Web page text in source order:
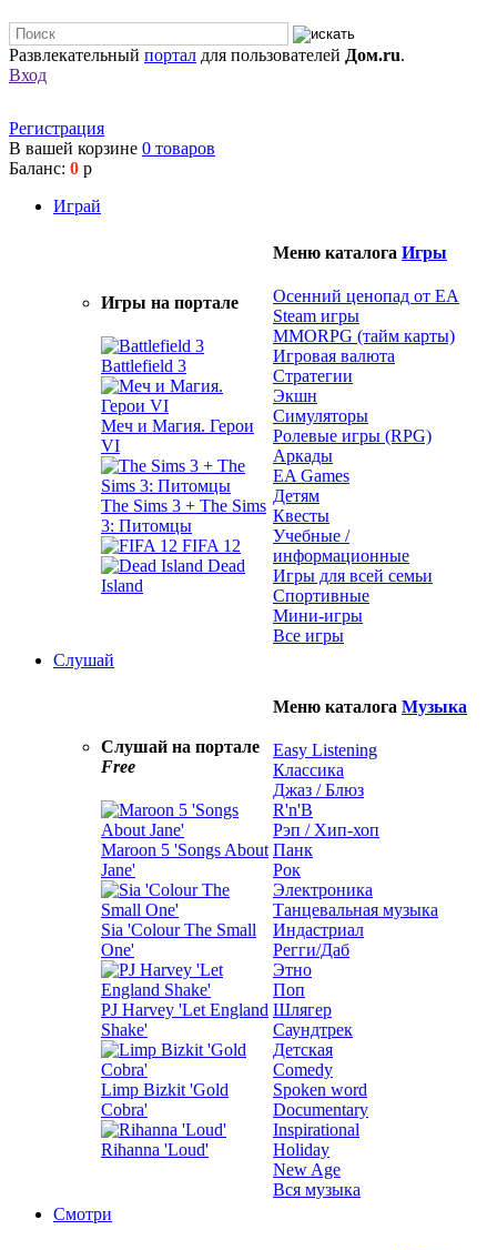
Развлекательный портал для пользователей Дом.ru.
Вход
Регистрация
В вашей корзине 0 товаров
Баланс: 0 р
Играй
Игры на портале
Battlefield 3
Меч и Магия. Герои
VI
The Sims 3 + The Sims
3: Питомцы
FIFA 12
Dead
Island
Меню каталога Игры
Осенний ценопад от EA
Steam игры
MMORPG (тайм карты)
Игровая валюта
Стратегии
Экшн
Симуляторы
Ролевые игры (RPG)
Аркады
EA Games
Детям
Квесты
Учебные /
информационные
Игры для всей семьи
Спортивные
Мини-игры
Все игры
Слушай
Слушай на портале
Free
Maroon 5 'Songs About
Jane'
Sia 'Colour The Small
One'
PJ Harvey 'Let England
Shake'
Limp Bizkit 'Gold
Cobra'
Rihanna 'Loud'
Меню каталога Музыка
Easy Listening
Классика
Джаз / Блюз
R'n'B
Рэп / Хип-хоп
Панк
Рок
Электроника
Танцевальная музыка
Индастриал
Регги/Даб
Этно
Поп
Шлягер
Саундтрек
Детская
Comedy
Spoken word
Documentary
Inspirational
Holiday
New Age
Вся музыка
Смотри